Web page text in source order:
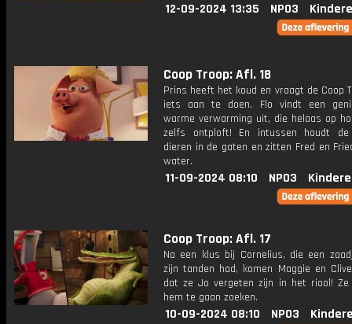
12-09-2024 13:35 NPO3
Coop Troop: Afl. 18
Prins heeft het koud en vraagt de Coop
iets aan te doen. Flo vindt een
warme verwarming uit, die helaas op
zelfs ontploft! En intussen houdt
dieren in de gaten en zitten Fred en
water.
11-09-2024 08:10 NPO3
Coop Troop: Afl. 17
Na een klus bij Cornelius, die een
zijn tanden had, komen Maggie en
dat ze Jo vergeten zijn in het riool! Ze
hem te gaan zoeken.
10-09-2024 08:10 NPO3